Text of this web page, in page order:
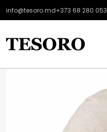
info@tesoro.md+373 68 280 053